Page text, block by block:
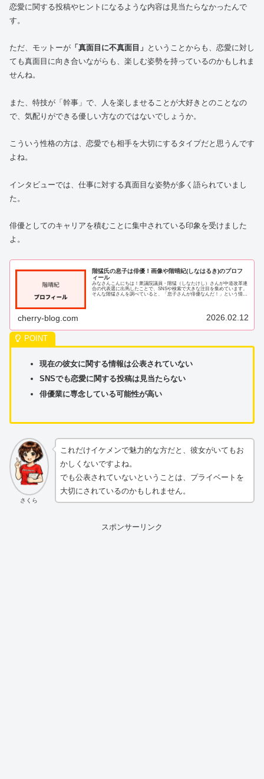
恋愛に関する投稿やヒントになるような内容は見当たらなかったんで
す。
ただ、モットーが 「真面目に不真面目」 ということからも、恋愛に対し
ても真面目に向き合いながらも、楽しむ姿勢を持っているのかもしれま
せんね。
また、特技が「幹事」で、人を楽しませることが大好きとのことなの
で、気配りができる優しい方なのではないでしょうか。
こういう性格の方は、恋愛でも相手を大切にするタイプだと思うんです
よね。
インタビューでは、仕事に対する真面目な姿勢が多く語られていまし
た。
俳優としてのキャリアを積むことに集中されている印象を受けました
よ。
階猛氏の息子は俳優！画像や階晴紀(しなはるき)のプロフ
ィール
みなさんこんにちは！衆議院議員・階猛（しなたけし）さんが中道改革連
合の代表選に出馬したことで、SNSや検索で大きな注目を集めています。
そんな階猛さんを調べていると、「息子さんが俳優なんだ！」という情報
cherry-blog.com 2026.02.12
現在の彼女に関する情報は公表されていない
SNSでも恋愛に関する投稿は見当たらない
俳優業に専念している可能性が高い
さくら
これだけイケメンで魅力的な方だと、彼女がいてもお
かしくないですよね。
でも公表されていないということは、プライベートを
大切にされているのかもしれません。
スポンサーリンク